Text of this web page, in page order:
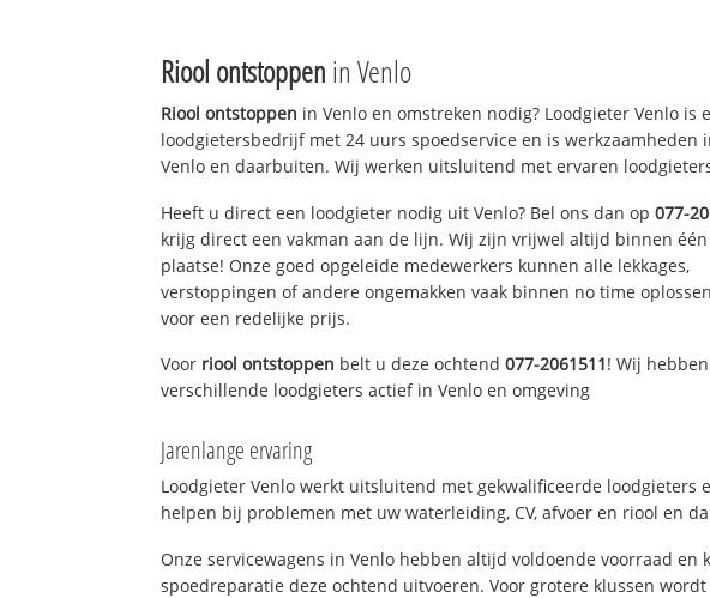
Riool ontstoppen in Venlo
Riool ontstoppen in Venlo en omstreken nodig? Loodgieter Venlo is
loodgietersbedrijf met 24 uurs spoedservice en is werkzaamheden
Venlo en daarbuiten. Wij werken uitsluitend met ervaren
Heeft u direct een loodgieter nodig uit Venlo? Bel ons dan op077-
krijg direct een vakman aan de lijn. Wij zijn vrijwel altijd binnen
plaatse! Onze goed opgeleide medewerkers kunnen alle lekkages,
verstoppingen of andere ongemakken vaak binnen no time
voor een redelijke prijs.
Voor riool ontstoppen belt u deze ochtend077-2061511! Wij
verschillende loodgieters actief in Venlo en omgeving
Jarenlange ervaring
Loodgieter Venlo werkt uitsluitend met gekwalificeerde loodgieters
helpen bij problemen met uw waterleiding, CV, afvoer en riool en
Onze servicewagens in Venlo hebben altijd voldoende voorraad en
spoedreparatie deze ochtend uitvoeren. Voor grotere klussen wordt